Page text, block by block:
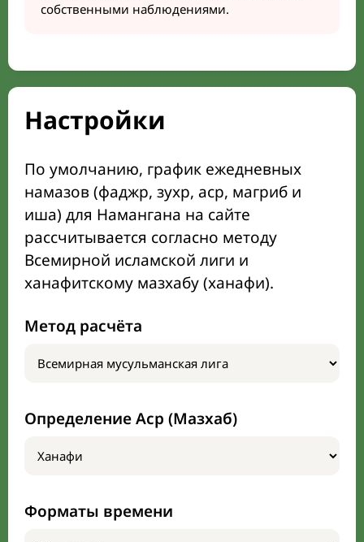
собственными наблюдениями.
Настройки
По умолчанию, график ежедневных
намазов (фаджр, зухр, аср, магриб и
иша) для Намангана на сайте
рассчитывается согласно методу
Всемирной исламской лиги и
ханафитскому мазхабу (ханафи).
Метод расчёта
Определение Аср (Мазхаб)
Форматы времени